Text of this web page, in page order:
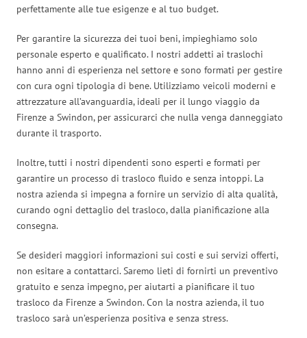
perfettamente alle tue esigenze e al tuo budget.
Per garantire la sicurezza dei tuoi beni, impieghiamo solo
personale esperto e qualificato. I nostri addetti ai traslochi
hanno anni di esperienza nel settore e sono formati per gestire
con cura ogni tipologia di bene. Utilizziamo veicoli moderni e
attrezzature all’avanguardia, ideali per il lungo viaggio da
Firenze a Swindon, per assicurarci che nulla venga danneggiato
durante il trasporto.
Inoltre, tutti i nostri dipendenti sono esperti e formati per
garantire un processo di trasloco fluido e senza intoppi. La
nostra azienda si impegna a fornire un servizio di alta qualità,
curando ogni dettaglio del trasloco, dalla pianificazione alla
consegna.
Se desideri maggiori informazioni sui costi e sui servizi offerti,
non esitare a contattarci. Saremo lieti di fornirti un preventivo
gratuito e senza impegno, per aiutarti a pianificare il tuo
trasloco da Firenze a Swindon. Con la nostra azienda, il tuo
trasloco sarà un’esperienza positiva e senza stress.